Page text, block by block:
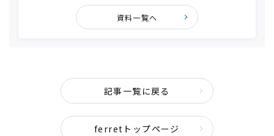
資料一覧へ
記事一覧に戻る
ferretトップページ